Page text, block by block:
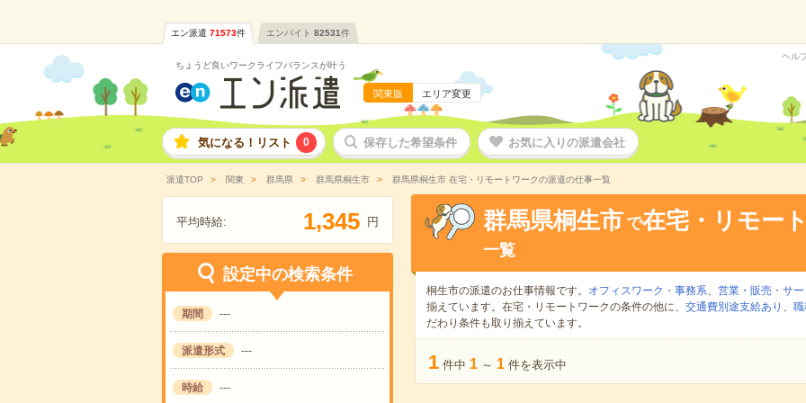
エン派遣 71573件 エンバイト 82531件
ちょうど良いワークライフバランスが叶う
関東版 エリア変更
ヘル
気になる！リスト 0 保存した希望条件 お気に入りの派遣会社
派遣TOP 関東 群馬県 群馬県桐生市 群馬県桐生市 在宅・リモートワークの派遣の仕事一覧
平均時給: 1,345 円
設定中の検索条件
期間 ---
派遣形式 ---
時給 ---
群馬県桐生市 で在宅・リモー
一覧
桐生市の派遣のお仕事情報です。 オフィスワーク・事務系、 営業・販売・サ
揃えています。在宅・リモートワークの条件の他に、 交通費別途支給あり 、 職
だわり条件も取り揃えています。
1 件中 1 ～ 1 件を表示中